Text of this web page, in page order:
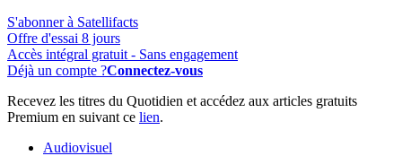
S'abonner à Satellifacts
Offre d'essai 8 jours
Accès intégral gratuit - Sans engagement
Déjà un compte ?Connectez-vous
Recevez les titres du Quotidien et accédez aux articles gratuits
Premium en suivant ce lien.
Audiovisuel